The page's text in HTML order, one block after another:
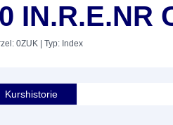
IN.R.E.NR
0ZUK | Typ: Index
Kurshistorie